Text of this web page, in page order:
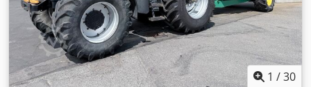
eléctrico Mesa de trabajo Estado: usada Dwodpoziwnbsfx
Akboa Aplicaciones: producción de libros de tapa dura,
encuadernaciones, imprentas, empresas de artes gráficas,
producción de álbumes, catálogos y encuadernaciones.
1 /30